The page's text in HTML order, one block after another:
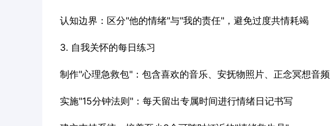
认知边界：区分"他的情绪"与"我的责任"，避免过度共情耗竭
3. 自我关怀的每日练习
制作"心理急救包"：包含喜欢的音乐、安抚物照片、正念冥想音频
实施"15分钟法则"：每天留出专属时间进行情绪日记书写